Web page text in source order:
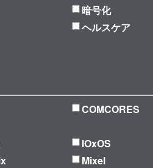
暗号化
ヘルスケア
COMCORES
IOxOS
Mixel